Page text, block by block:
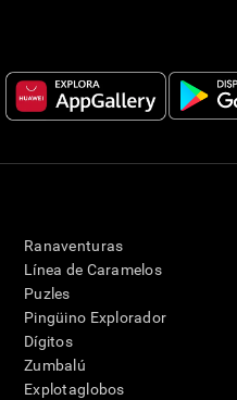
Ranaventuras
Línea de Caramelos
Puzles
Pingüino Explorador
Dígitos
Zumbalú
Explotaglobos